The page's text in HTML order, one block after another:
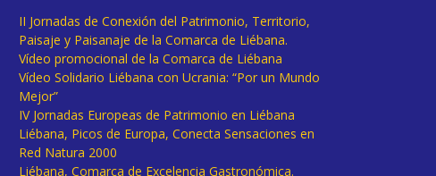
II Jornadas de Conexión del Patrimonio, Territorio,
Paisaje y Paisanaje de la Comarca de Liébana.
Vídeo promocional de la Comarca de Liébana
Vídeo Solidario Liébana con Ucrania: “Por un Mundo
Mejor”
IV Jornadas Europeas de Patrimonio en Liébana
Liébana, Picos de Europa, Conecta Sensaciones en
Red Natura 2000
Liébana, Comarca de Excelencia Gastronómica.